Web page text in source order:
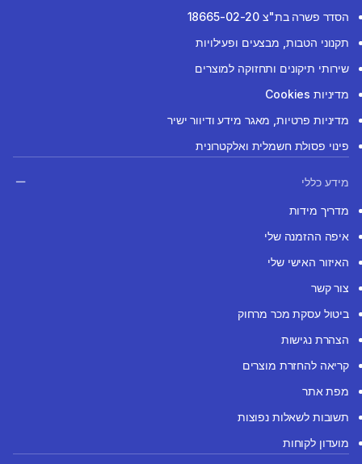
הסדר פשרה בת"צ 18665-02-20
תקנוני הטבות, מבצעים ופעילויות
שירותי תיקונים ותחזוקה למוצרים
מדיניות Cookies
מדיניות פרטיות, מאגר מידע ודיוור ישיר
פינוי פסולת חשמלית ואלקטרונית
מידע כללי
מדריך מידות
איפה ההזמנה שלי
האיזור האישי שלי
צור קשר
ביטול עסקת מכר מרחוק
הצהרת נגישות
קריאה להחזרת מוצרים
מפת אתר
תשובות לשאלות נפוצות
מועדון לקוחות